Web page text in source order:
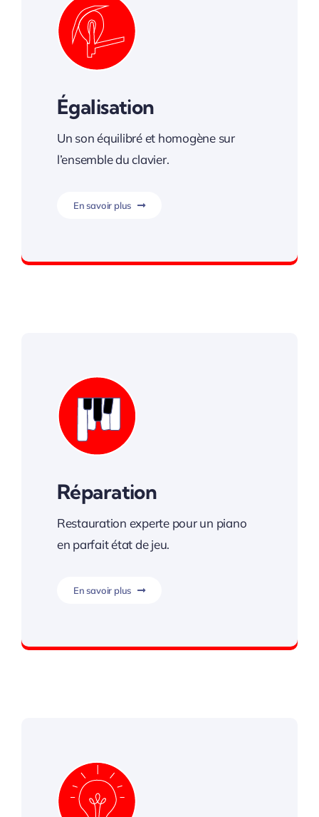
Égalisation
Un son équilibré et homogène sur
l’ensemble du clavier.
En savoir plus
Réparation
Restauration experte pour un piano
en parfait état de jeu.
En savoir plus